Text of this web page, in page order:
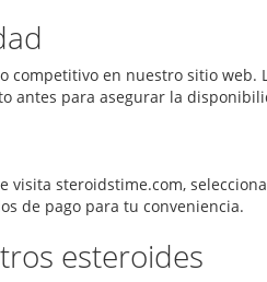
competitivo en nuestro sitio web.
antes para asegurar la
visita steroidstime.com,
de pago para tu conveniencia.
esteroides